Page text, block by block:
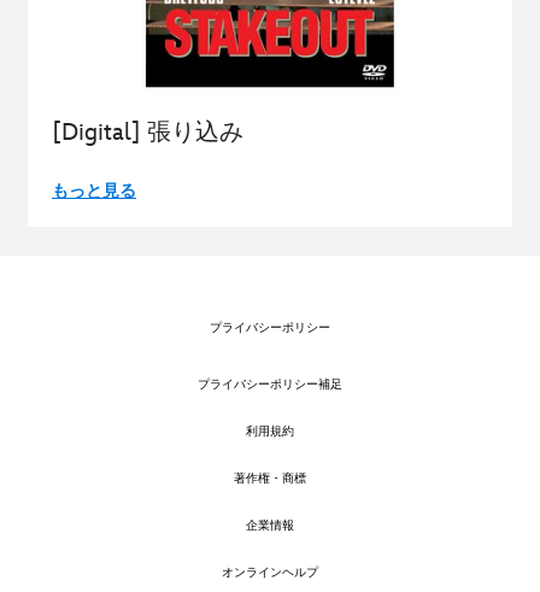
[Digital] 張り込み
もっと見る
プライバシーポリシー
プライバシーポリシー補足
利用規約
著作権・商標
企業情報
オンラインヘルプ